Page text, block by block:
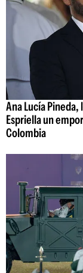
Ana Lucía
Espriella un
Colombia